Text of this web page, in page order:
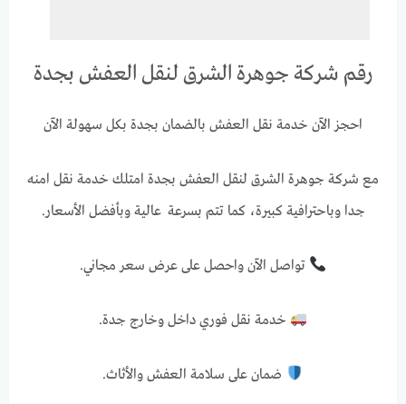
رقم شركة جوهرة الشرق لنقل العفش بجدة
احجز الآن خدمة نقل العفش بالضمان بجدة بكل سهولة الآن
مع شركة جوهرة الشرق لنقل العفش بجدة امتلك خدمة نقل امنه
جدا وباحترافية كبيرة، كما تتم بسرعة عالية وبأفضل الأسعار.
تواصل الآن واحصل على عرض سعر مجاني.
خدمة نقل فوري داخل وخارج جدة.
ضمان على سلامة العفش والأثاث.